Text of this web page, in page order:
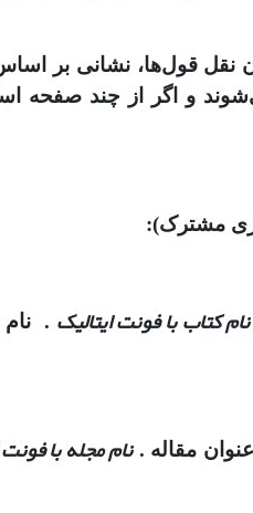
نقل قول‌ها، نشانی بر
و اگر از چند صفحه
نام کتاب با فونت ایتالیک . نام
مقاله .نام مجله با